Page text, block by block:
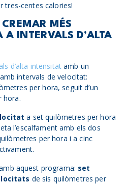
tres-centes calories!
MÉS
A INTERVALS D’ALTA
d’alta intensitat amb un
intervals de velocitat:
per hora, seguit d’un
hora.
a set quilòmetres per hora
l’escalfament amb els dos
per hora i a cinc
aquest programa: set
de sis quilòmetres per